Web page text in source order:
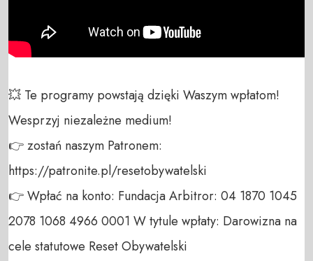
💥 Te programy powstają dzięki Waszym wpłatom!
Wesprzyj niezależne medium!
👉 zostań naszym Patronem:
https://patronite.pl/resetobywatelski
👉 Wpłać na konto: Fundacja Arbitror: 04 1870 1045
2078 1068 4966 0001 W tytule wpłaty: Darowizna na
cele statutowe Reset Obywatelski